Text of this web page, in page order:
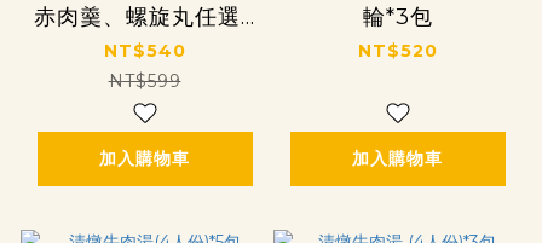
赤肉羹、螺旋丸任選3
包
NT$540
NT$599
加入購物車
輪*3包
NT$520
加入購物車